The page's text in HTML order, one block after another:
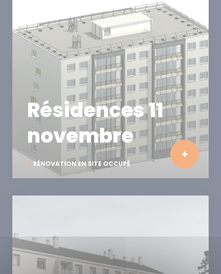
RÉNOVATION EN SITE OCCUPÉ
Résidences 11
novembre